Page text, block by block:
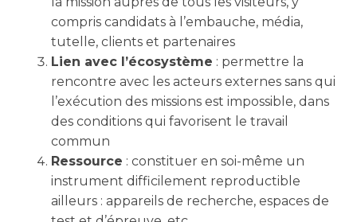
compris candidats à l’embauche, média,
tutelle, clients et partenaires
Lien avec l’écosystème : permettre la
rencontre avec les acteurs externes sans qui
l’exécution des missions est impossible, dans
des conditions qui favorisent le travail
commun
Ressource : constituer en soi-même un
instrument difficilement reproductible
ailleurs : appareils de recherche, espaces de